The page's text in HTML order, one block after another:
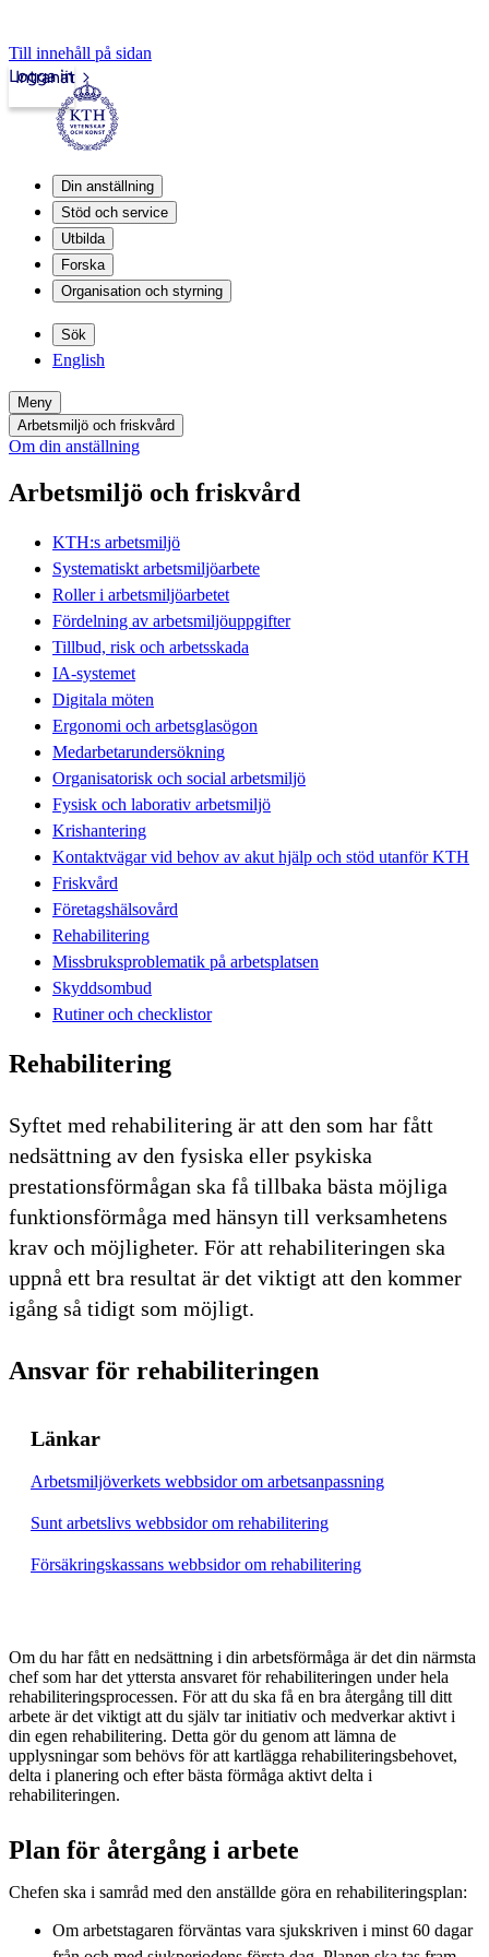
Till innehåll på sidan
Intranät
Logga in
Din anställning
Stöd och service
Utbilda
Forska
Organisation och styrning
Sök
English
Meny
Arbetsmiljö och friskvård
Om din anställning
Arbetsmiljö och friskvård
KTH:s arbetsmiljö
Systematiskt arbetsmiljöarbete
Roller i arbetsmiljöarbetet
Fördelning av arbetsmiljöuppgifter
Tillbud, risk och arbetsskada
IA-systemet
Digitala möten
Ergonomi och arbetsglasögon
Medarbetarundersökning
Organisatorisk och social arbetsmiljö
Fysisk och laborativ arbetsmiljö
Krishantering
Kontaktvägar vid behov av akut hjälp och stöd utanför KTH
Friskvård
Företagshälsovård
Rehabilitering
Missbruksproblematik på arbetsplatsen
Skyddsombud
Rutiner och checklistor
Rehabilitering
Syftet med rehabilitering är att den som har fått
nedsättning av den fysiska eller psykiska
prestationsförmågan ska få tillbaka bästa möjliga
funktionsförmåga med hänsyn till verksamhetens
krav och möjligheter. För att rehabiliteringen ska
uppnå ett bra resultat är det viktigt att den kommer
igång så tidigt som möjligt.
Ansvar för rehabiliteringen
Länkar
Arbetsmiljöverkets webbsidor om arbetsanpassning
Sunt arbetslivs webbsidor om rehabilitering
Försäkringskassans webbsidor om rehabilitering
Om du har fått en nedsättning i din arbetsförmåga är det din närmsta
chef som har det yttersta ansvaret för rehabiliteringen under hela
rehabiliteringsprocessen. För att du ska få en bra återgång till ditt
arbete är det viktigt att du själv tar initiativ och medverkar aktivt i
din egen rehabilitering. Detta gör du genom att lämna de
upplysningar som behövs för att kartlägga rehabiliteringsbehovet,
delta i planering och efter bästa förmåga aktivt delta i
rehabiliteringen.
Plan för återgång i arbete
Chefen ska i samråd med den anställde göra en rehabiliteringsplan:
Om arbetstagaren förväntas vara sjukskriven i minst 60 dagar